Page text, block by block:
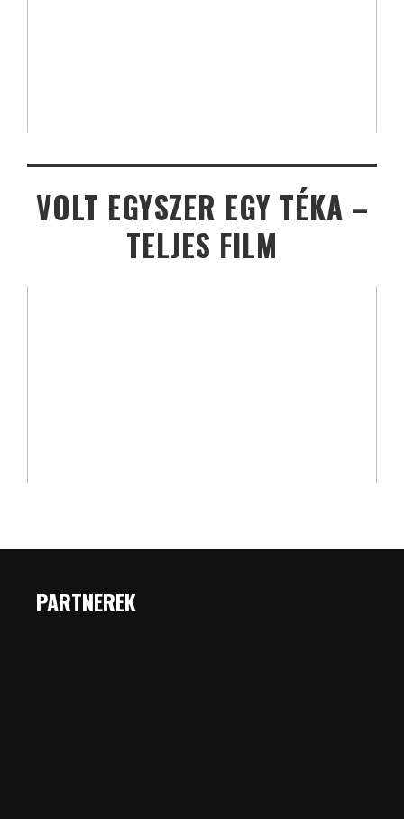
VOLT EGYSZER EGY TÉKA –
TELJES FILM
PARTNEREK